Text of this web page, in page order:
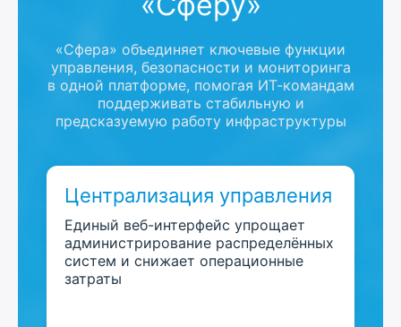
«Сфера» объединяет ключевые функции
управления, безопасности и мониторинга
в одной платформе, помогая ИТ-командам
поддерживать стабильную и
предсказуемую работу инфраструктуры
Централизация управления
Единый веб-интерфейс упрощает
администрирование распределённых
систем и снижает операционные
затраты